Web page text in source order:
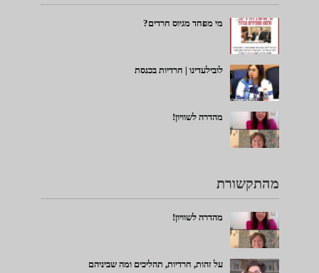
מי מפחד מגיוס חרדים?
לובילעדינו | חרדיות בכנסת
מהדרה לשוויון!
מהתקשורת
מהדרה לשוויון!
על זהות, חרדיות, תהליכים ומה שביניהם